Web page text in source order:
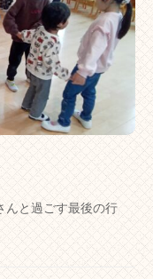
んと過ごす最後の行